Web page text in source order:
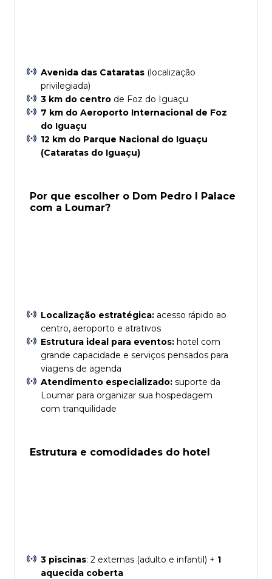
Avenida das Cataratas (localização
privilegiada)
3 km do centro de Foz do Iguaçu
7 km do Aeroporto Internacional de Foz
do Iguaçu
12 km do Parque Nacional do Iguaçu
(Cataratas do Iguaçu)
Por que escolher o Dom Pedro I Palace
com a Loumar?
Localização estratégica: acesso rápido ao
centro, aeroporto e atrativos
Estrutura ideal para eventos: hotel com
grande capacidade e serviços pensados para
viagens de agenda
Atendimento especializado: suporte da
Loumar para organizar sua hospedagem
com tranquilidade
Estrutura e comodidades do hotel
3 piscinas: 2 externas (adulto e infantil) + 1
aquecida coberta